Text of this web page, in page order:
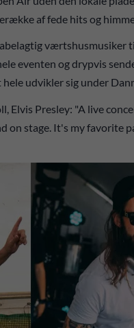
af fede hits og
eventen og drypvis
hele udvikler sig under
Elvis Presley: "A live
on stage. It's my favorite